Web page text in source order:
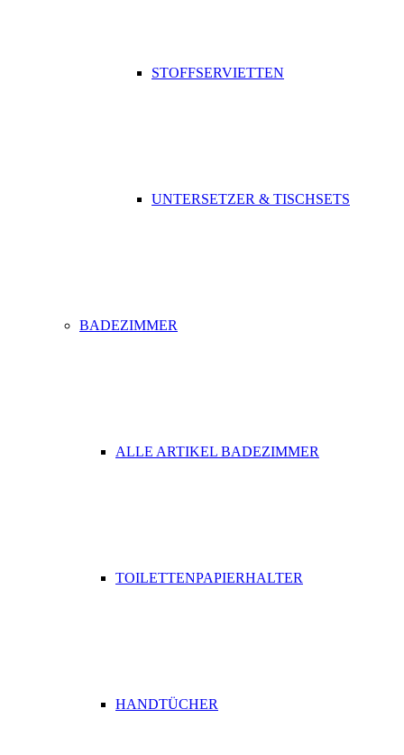
STOFFSERVIETTEN
UNTERSETZER & TISCHSETS
BADEZIMMER
ALLE ARTIKEL BADEZIMMER
TOILETTENPAPIERHALTER
HANDTÜCHER